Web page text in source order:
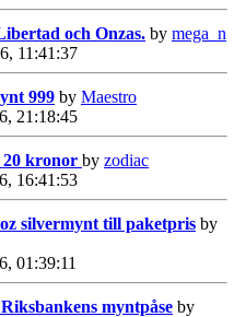
och Onzas. by mega_n
11:41:37
999 by Maestro
21:18:45
20 kronor by zodiac
16:41:53
silvermynt till paketpris by
01:39:11
myntpåse by